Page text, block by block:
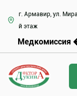
г. Армавир, ул.
й этаж
Медкомиссия